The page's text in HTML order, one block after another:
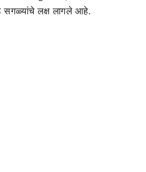
सगळ्यांचे लक्ष लागले आहे.